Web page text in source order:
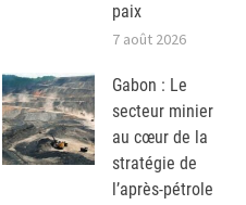
paix
7 août 2026
Gabon : Le
secteur minier
au cœur de la
stratégie de
l’après-pétrole